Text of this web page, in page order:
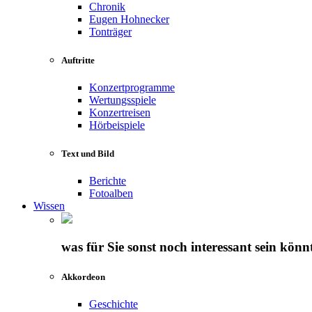
Chronik
Eugen Hohnecker
Tonträger
Auftritte
Konzertprogramme
Wertungsspiele
Konzertreisen
Hörbeispiele
Text und Bild
Berichte
Fotoalben
Wissen
was für Sie sonst noch interessant sein
Akkordeon
Geschichte